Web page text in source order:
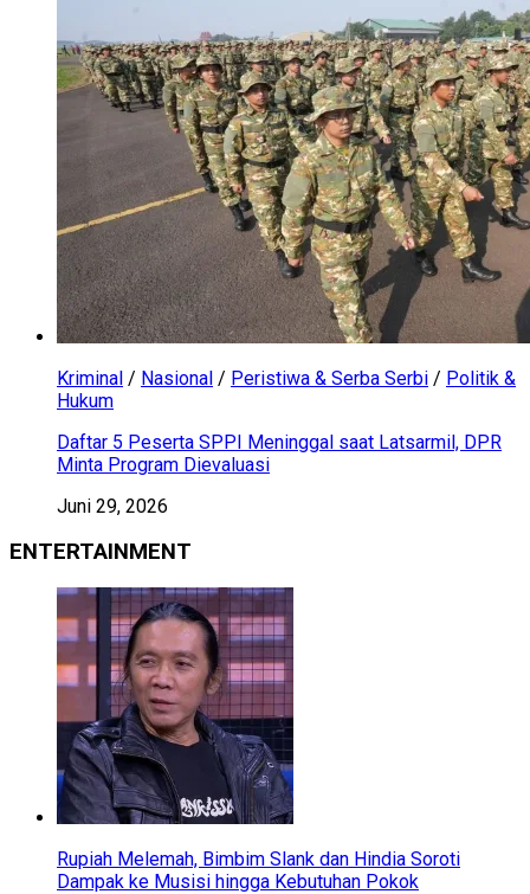
Kriminal / Nasional / Peristiwa & Serba Serbi / Politik &
Hukum
Daftar 5 Peserta SPPI Meninggal saat Latsarmil, DPR
Minta Program Dievaluasi
Juni 29, 2026
ENTERTAINMENT
Rupiah Melemah, Bimbim Slank dan Hindia Soroti
Dampak ke Musisi hingga Kebutuhan Pokok